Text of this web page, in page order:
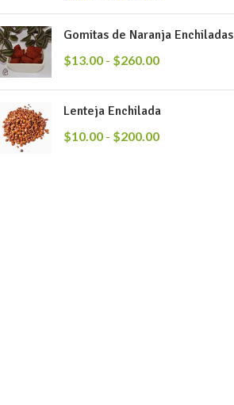
Gomitas de Naranja Enchiladas
$13.00 - $260.00
Lenteja Enchilada
$10.00 - $200.00